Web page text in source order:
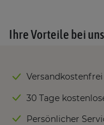
Ihre Vorteile bei uns
30 Tage
Persönlicher